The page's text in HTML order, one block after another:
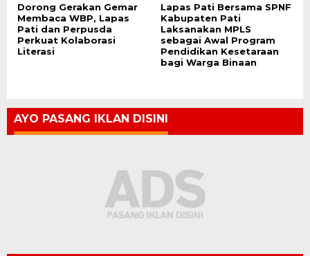
Dorong Gerakan Gemar
Membaca WBP, Lapas
Pati dan Perpusda
Perkuat Kolaborasi
Literasi
Lapas Pati Bersama SPNF
Kabupaten Pati
Laksanakan MPLS
sebagai Awal Program
Pendidikan Kesetaraan
bagi Warga Binaan
AYO PASANG IKLAN DISINI